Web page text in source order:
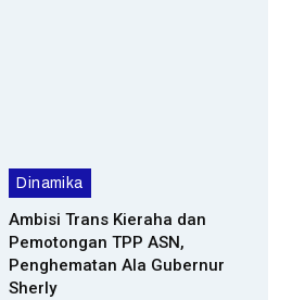
Dinamika
Ambisi Trans Kieraha dan
Pemotongan TPP ASN,
Penghematan Ala Gubernur
Sherly